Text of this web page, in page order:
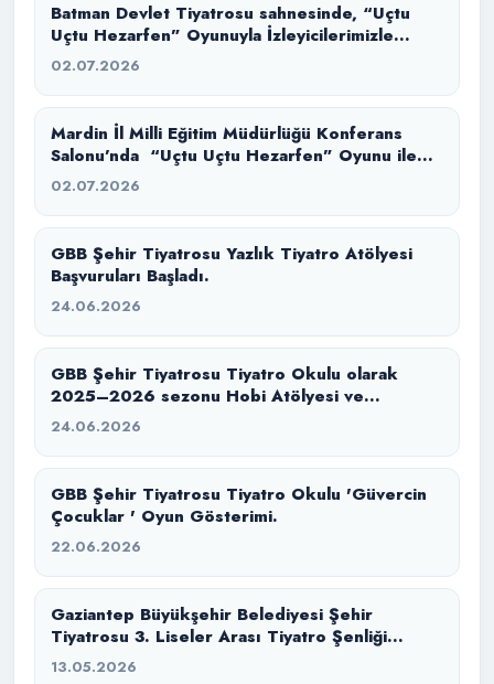
Batman Devlet Tiyatrosu sahnesinde, “Uçtu
Uçtu Hezarfen” Oyunuyla İzleyicilerimizle
Buluştuk.
02.07.2026
Mardin İl Milli Eğitim Müdürlüğü Konferans
Salonu’nda “Uçtu Uçtu Hezarfen” Oyunu ile
İzleyicilerimizle Buluştuk.
02.07.2026
GBB Şehir Tiyatrosu Yazlık Tiyatro Atölyesi
Başvuruları Başladı.
24.06.2026
GBB Şehir Tiyatrosu Tiyatro Okulu olarak
2025–2026 sezonu Hobi Atölyesi ve
Konservatuvara Hazırlık eğitim sürecimizi
24.06.2026
GBB Şehir Tiyatrosu Tiyatro Okulu 'Güvercin
Çocuklar ' Oyun Gösterimi.
22.06.2026
Gaziantep Büyükşehir Belediyesi Şehir
Tiyatrosu 3. Liseler Arası Tiyatro Şenliği
başlıyor.
13.05.2026